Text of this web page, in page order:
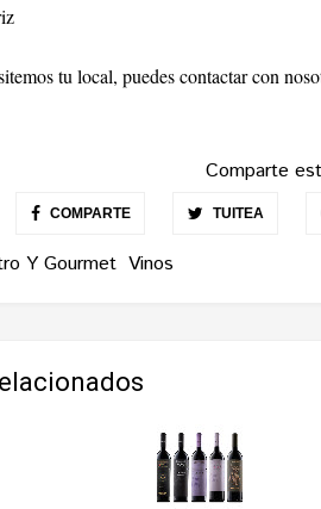
tu local, puedes contactar con
Comparte
COMPARTE TUITEA
Y Gourmet Vinos